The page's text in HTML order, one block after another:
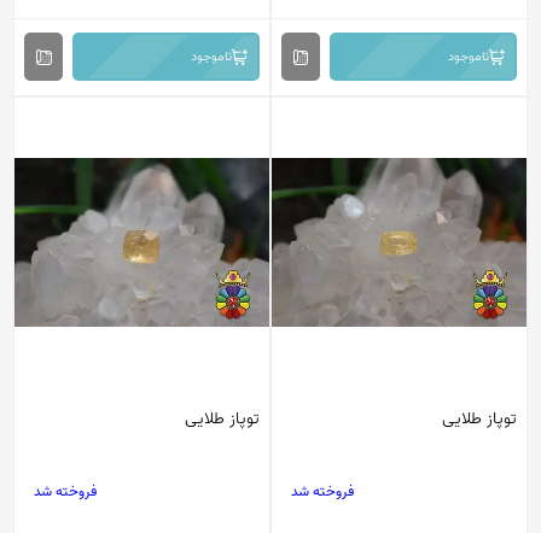
ناموجود ناموجود
توپاز طلایی
فروخته شد
توپاز طلایی
فروخته شد